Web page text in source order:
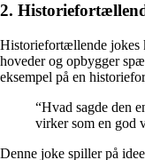
2.
Historiefortællende jokes
hoveder og opbygger
eksempel på en
“Hvad sagde den
virker som en god
Denne joke spiller på